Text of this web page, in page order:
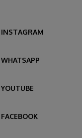
INSTAGRAM
WHATSAPP
YOUTUBE
FACEBOOK